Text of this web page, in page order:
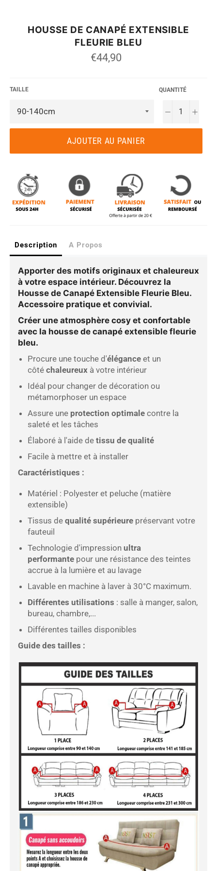
HOUSSE DE CANAPÉ EXTENSIBLE
FLEURIE BLEU
Prix
régulier
€44,90
TAILLE QUANTITÉ
− +
AJOUTER AU PANIER
Description A Propos
Apporter des motifs originaux et chaleureux
à votre espace intérieur. Découvrez la
Housse de Canapé Extensible Fleurie Bleu.
Accessoire pratique et convivial.
Créer une atmosphère cosy et confortable
avec la housse de canapé extensible fleurie
bleu.
Procure une touche d'élégance et un
côté chaleureux à votre intérieur
Idéal pour changer de décoration ou
métamorphoser un espace
Assure une protection optimale contre la
saleté et les tâches
Élaboré à l'aide de tissu de qualité
Facile à mettre et à installer
Caractéristiques :
Matériel : Polyester et peluche (matière
extensible)
Tissus de qualité supérieure préservant votre
fauteuil
Technologie d'impression ultra
performante pour une résistance des teintes
accrue à la lumière et au lavage
Lavable en machine à laver à 30°C maximum.
Différentes utilisations : salle à manger, salon,
bureau, chambre,...
Différentes tailles disponibles
Guide des tailles :